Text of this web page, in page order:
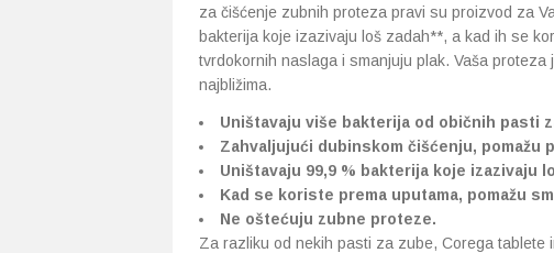
za čišćenje zubnih proteza pravi su proizvod za
bakterija koje izazivaju loš zadah**, a kad ih se
tvrdokornih naslaga i smanjuju plak. Vaša
najbližima.
Uništavaju više bakterija od običnih pasti
Zahvaljujući dubinskom čišćenju,
Uništavaju 99,9 % bakterija koje izazivaju
Kad se koriste prema uputama, pomažu
Ne oštećuju zubne proteze.
Za razliku od nekih pasti za zube, Corega tablete